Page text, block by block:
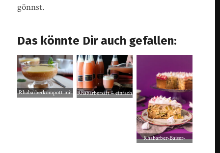
gönnst.
Das könnte Dir auch gefallen:
Rhabarberkompott mit
Rhabarbersaft – einfach
Rhabarber-Baiser-